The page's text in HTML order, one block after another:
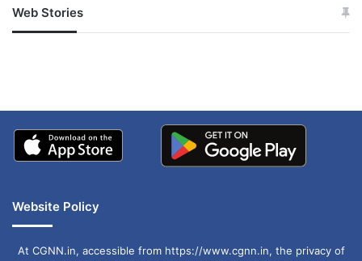
Web Stories
जम्मू-कश्मीर में बारिश से
अपडेट
खाई में धक्का… आरोपियों ने
Website Policy
At CGNN.in, accessible from https://www.cgnn.in, the privacy of